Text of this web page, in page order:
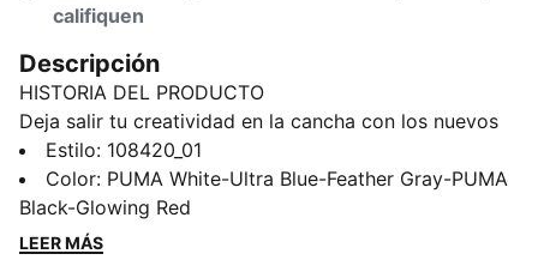
califiquen
Descripción
HISTORIA DEL PRODUCTO
Deja salir tu creatividad en la cancha con los nuevos
tacos de fútbol PUMA. Cuentan con una cubierta en
tejido de malla de alta densidad para un manejo
óptimo de la pelota, suela FLEXGILITY para cambios
rápidos de dirección a 360 grados y refuerzo
Estilo: 108420_01
Color: PUMA White-Ultra Blue-Feather Gray-PUMA
Black-Glowing Red
LEER MÁS